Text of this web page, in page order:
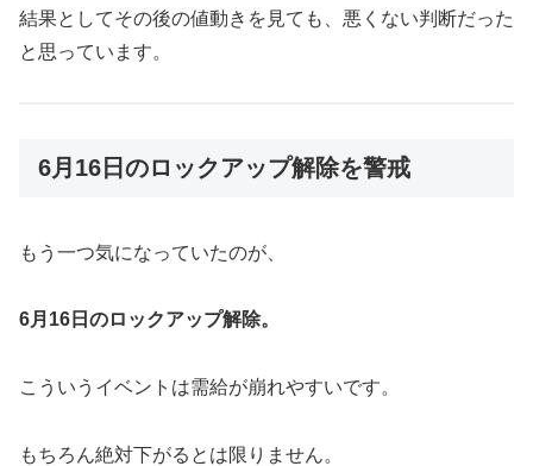
結果としてその後の値動きを見ても、悪くない判断だった
と思っています。
6月16日のロックアップ解除を警戒
もう一つ気になっていたのが、
6月16日のロックアップ解除。
こういうイベントは需給が崩れやすいです。
もちろん絶対下がるとは限りません。